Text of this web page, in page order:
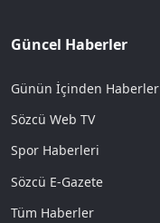
Güncel Haberler
Günün İçinden Haberler
Sözcü Web TV
Spor Haberleri
Sözcü E-Gazete
Tüm Haberler